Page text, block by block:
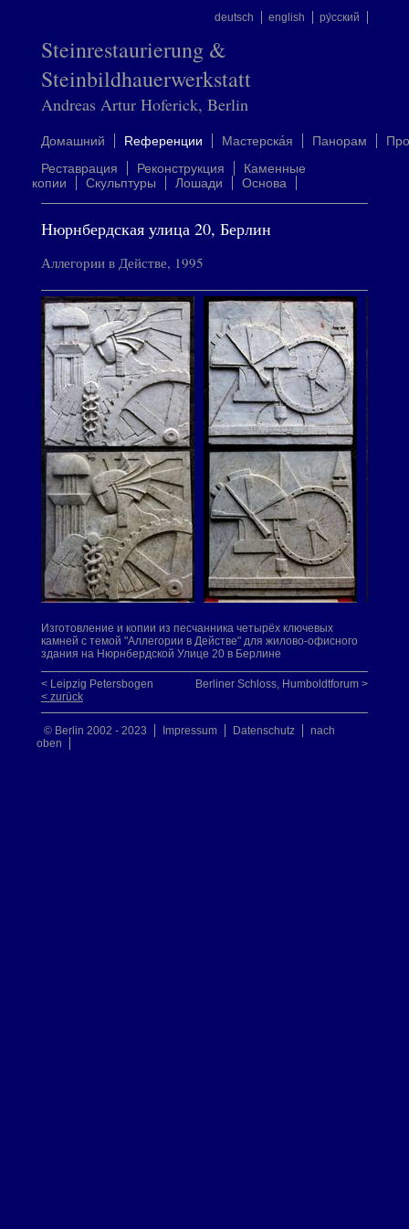
deutsch english ру́сский
Steinrestaurierung &
Steinbildhauerwerkstatt
Andreas Artur Hoferick, Berlin
Домашний Rеференции Mастерска́я Панорам
Реставрация
Реконструкция
Каменные
копии
Скульптуры Лошади Oснова
Нюрнбердская улица 20, Берлин
Аллегории в Действе, 1995
Изготовление и копии из песчанника четырёх ключевых
камней с темой "Аллегории в Действе" для жилово-офисного
здания на Нюрнбердской Улице 20 в Берлине
Berliner Schloss, Humboldtforum >
< Leipzig Petersbogen
< zurück
© Berlin 2002 - 2023 Impressum Datenschutz
nach
oben